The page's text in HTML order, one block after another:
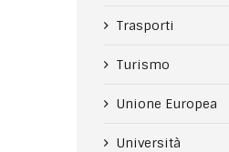
Trasporti
Turismo
Unione Europea
Università